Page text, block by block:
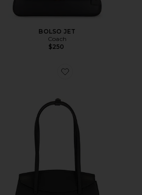
BOLSO JET
Coach
$250
Favorite BOLSO CAROLINE